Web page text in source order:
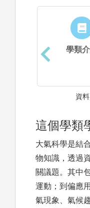
學類
資
這個學類
大氣科學是結
物知識，透過
關議題。其中
運動；到偏應
氣現象、氣候